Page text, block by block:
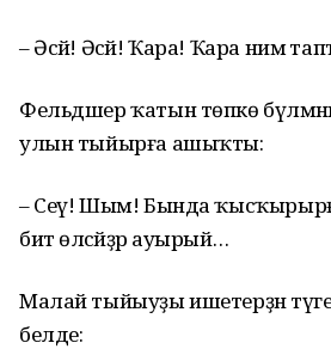
– Әсәй! Әсәй! Ҡара! Ҡара нимә
Фельдшер ҡатын төпкө
улын тыйырға ашыҡты:
– Сеү! Шым! Бында
бит өләсәйҙәр ауырый…
Малай тыйыуҙы ишетерҙән
белде: